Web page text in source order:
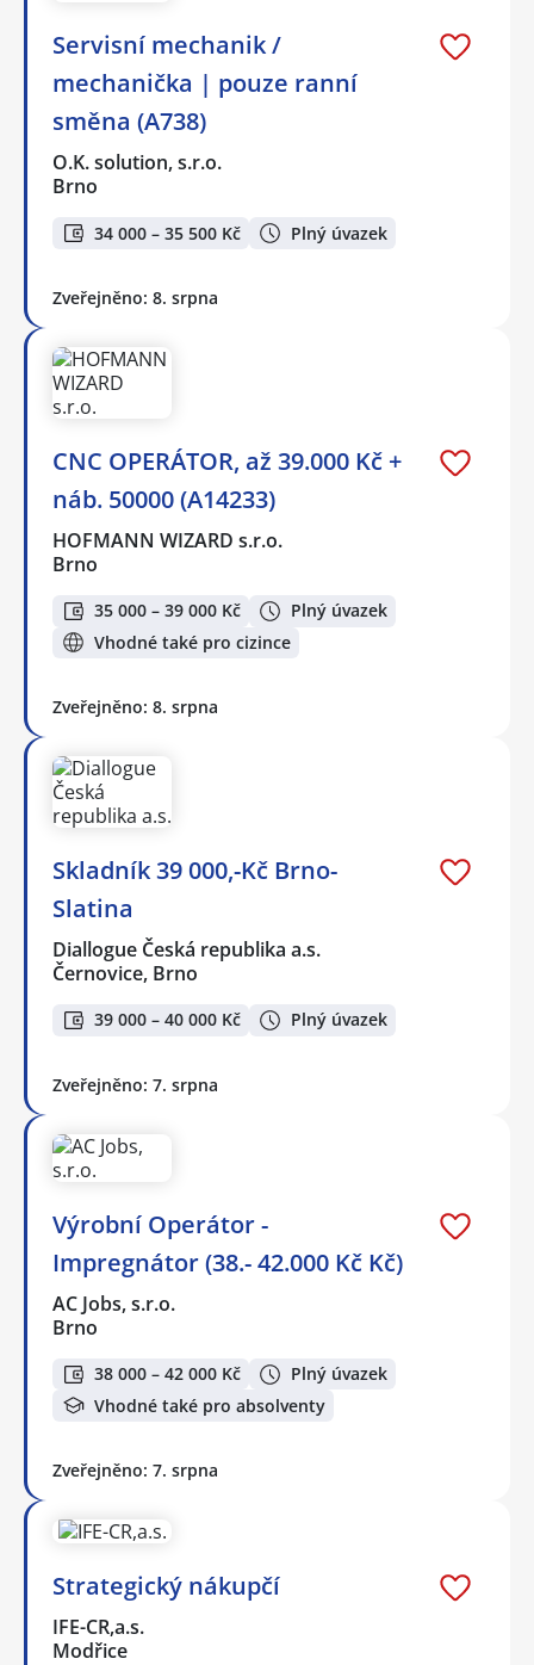
Servisní mechanik /
mechanička | pouze ranní
směna (A738)
O.K. solution, s.r.o.
Brno
34 000 – 35 500 Kč Plný úvazek
Zveřejněno: 8. srpna
CNC OPERÁTOR, až 39.000 Kč +
náb. 50000 (A14233)
HOFMANN WIZARD s.r.o.
Brno
35 000 – 39 000 Kč
Plný úvazek
Vhodné také pro cizince
Zveřejněno: 8. srpna
Skladník 39 000,-Kč Brno-
Slatina
Diallogue Česká republika a.s.
Černovice, Brno
39 000 – 40 000 Kč Plný úvazek
Zveřejněno: 7. srpna
Výrobní Operátor -
Impregnátor (38.- 42.000 Kč Kč)
AC Jobs, s.r.o.
Brno
38 000 – 42 000 Kč
Plný úvazek
Vhodné také pro absolventy
Zveřejněno: 7. srpna
Strategický nákupčí
IFE-CR,a.s.
Modřice